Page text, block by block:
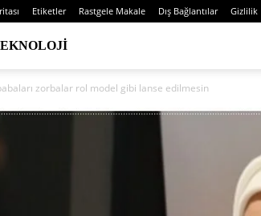
Etiketler Rastgele Makale Dış Bağlantılar Gizlilik
zorbalar rol model gibi lanse edilmesin